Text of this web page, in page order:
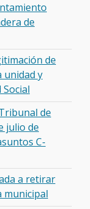
de
de
unidad y
de
julio de
C-
a retirar
municipal